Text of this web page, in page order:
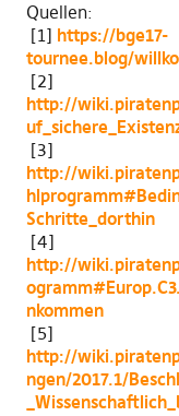
Quellen:
[1] https://bge17-
tournee.blog/
[2]
http://
[3]
http://
Schritte_dorthin
[4]
http://
nkommen
[5]
http://
ngen/2017.1/